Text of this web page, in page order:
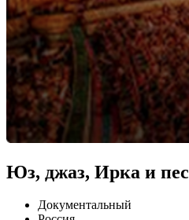
Юз, джаз, Ирка и пес
Документальный